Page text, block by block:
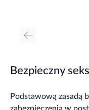
Bezpieczny
Podstawową zasadą
zabezpieczenia w